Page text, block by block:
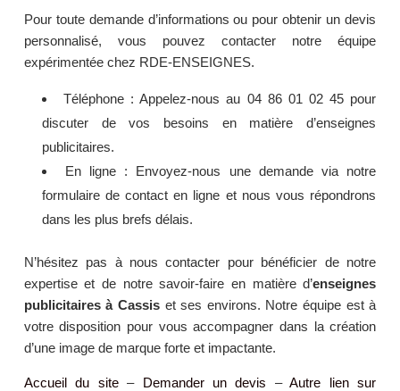
Pour toute demande d’informations ou pour obtenir un devis
personnalisé, vous pouvez contacter notre équipe
expérimentée chez RDE-ENSEIGNES.
Téléphone : Appelez-nous au 04 86 01 02 45 pour
discuter de vos besoins en matière d’enseignes
publicitaires.
En ligne : Envoyez-nous une demande via notre
formulaire de contact en ligne et nous vous répondrons
dans les plus brefs délais.
N’hésitez pas à nous contacter pour bénéficier de notre
expertise et de notre savoir-faire en matière d’enseignes
publicitaires à Cassis et ses environs. Notre équipe est à
votre disposition pour vous accompagner dans la création
d’une image de marque forte et impactante.
Accueil du site– Demander un devis –Autre lien sur